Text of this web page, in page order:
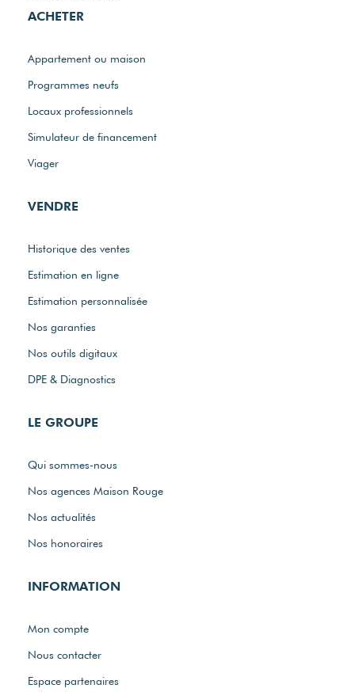
ACHETER
Appartement ou maison
Programmes neufs
Locaux professionnels
Simulateur de financement
Viager
VENDRE
Historique des ventes
Estimation en ligne
Estimation personnalisée
Nos garanties
Nos outils digitaux
DPE & Diagnostics
LE GROUPE
Qui sommes-nous
Nos agences Maison Rouge
Nos actualités
Nos honoraires
INFORMATION
Mon compte
Nous contacter
Espace partenaires